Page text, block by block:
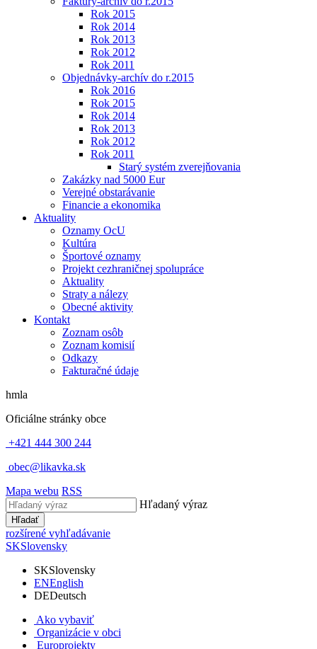
Rok 2015
Rok 2014
Rok 2013
Rok 2012
Rok 2011
Objednávky-archív do r.2015
Rok 2016
Rok 2015
Rok 2014
Rok 2013
Rok 2012
Rok 2011
Starý systém zverejňovania
Zakázky nad 5000 Eur
Verejné obstarávanie
Financie a ekonomika
Aktuality
Oznamy OcU
Kultúra
Športové oznamy
Projekt cezhraničnej spolupráce
Aktuality
Straty a nálezy
Obecné aktivity
Kontakt
Zoznam osôb
Zoznam komisií
Odkazy
Fakturačné údaje
hmla
Oficiálne stránky obce
+421 444 300 244
obec@likavka.sk
Mapa webu RSS
Hľadaný výraz
Hľadať
rozšírené vyhľadávanie
SKSlovensky
SKSlovensky
ENEnglish
DEDeutsch
Ako vybaviť
Organizácie v obci
Europrojekty